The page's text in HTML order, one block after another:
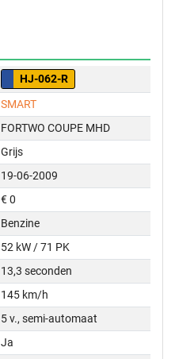
HJ-062-R
SMART
FORTWO COUPE MHD
Grijs
19-06-2009
€ 0
Benzine
52 kW / 71 PK
13,3 seconden
145 km/h
5 v., semi-automaat
Ja